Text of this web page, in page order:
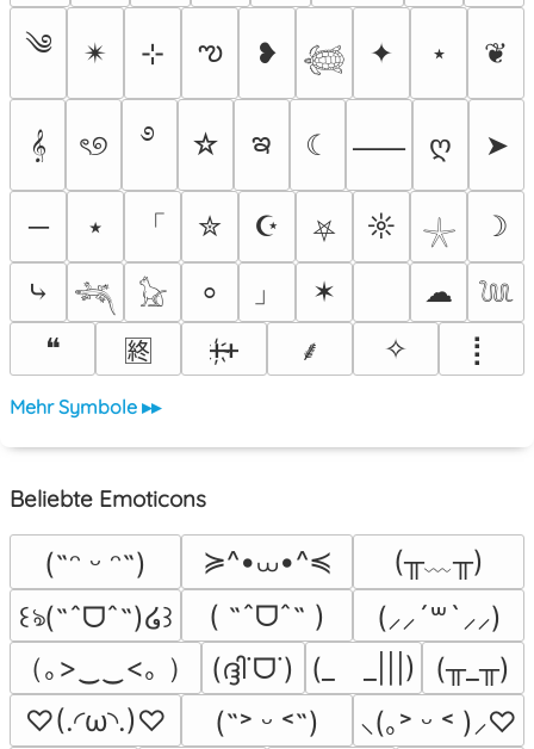
༄ ✴︎ ⊹ ఌ ❥ 𓆉 ✦ ⋆ ❦
𝄞 ৎ୭ ࿔ ☆ ఇ ☾ ⸺ ღ ➤
─ ⭑ 「 ✮ ☪ ⛧ ☼ 𓇼
☽
⤷
𓆈 𓃠 ⸰ 」 ✶ ☁
𓆙
❝
🈡 ᚐ҉ᚐ ⸙ ✧ ⡇
Mehr Symbole ▸▸
Beliebte Emoticons
(˶ᵔ ᵕ ᵔ˶) ≽^•⩊•^≼
(╥﹏╥)
꒰ঌ(˶ˆᗜˆ˵)໒꒱
( ˶ˆᗜˆ˵ )
(⸝⸝´꒳`⸝⸝)
（｡>‿‿<｡ ）
(ദ്ദി˙ᗜ˙) (_　_|||)
(╥_╥)
♡(.◜ω◝.)♡
(˶˃ ᵕ ˂˶)
⸜(｡˃ ᵕ ˂ )⸝♡